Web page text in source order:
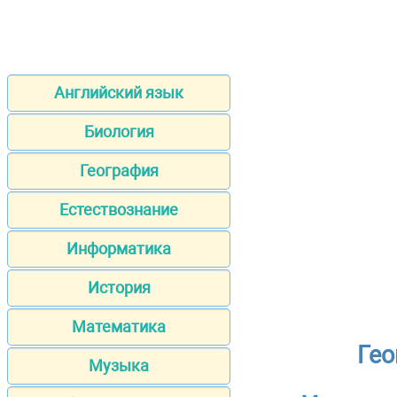
Английский язык
Биология
География
Естествознание
Информатика
История
Математика
Музыка